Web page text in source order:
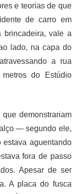
e teorias de que
de carro em
brincadeira, vale a
lado, na capa do
a rua
do Estúdio
demonstrariam
— segundo ele,
aguentando
fora de passo
Apesar de ser
A placa do fusca